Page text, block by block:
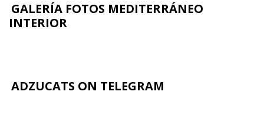
GALERÍA FOTOS MEDITERRÁNEO
INTERIOR
ADZUCATS ON TELEGRAM